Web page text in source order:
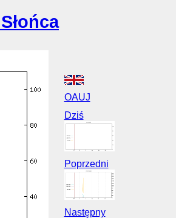
OAUJ
Dziś
Poprzedni
Następny